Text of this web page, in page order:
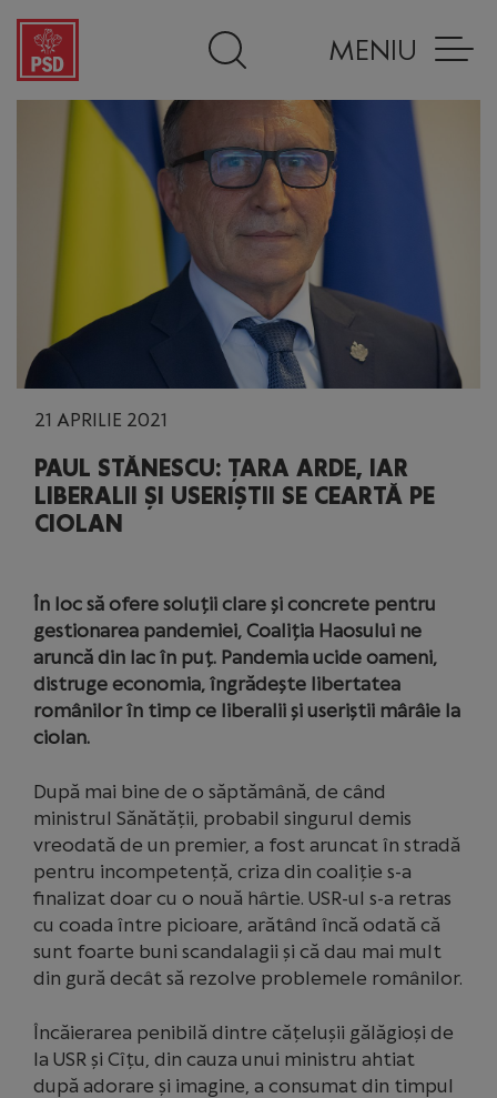
MENIU
21 APRILIE 2021
PAUL STĂNESCU: ȚARA ARDE, IAR
LIBERALII ȘI USERIȘTII SE CEARTĂ PE
CIOLAN
În loc să ofere soluții clare și concrete pentru
gestionarea pandemiei, Coaliția Haosului ne
aruncă din lac în puț. Pandemia ucide oameni,
distruge economia, îngrădește libertatea
românilor în timp ce liberalii și useriștii mârâie la
ciolan.
După mai bine de o săptămână, de când
ministrul Sănătății, probabil singurul demis
vreodată de un premier, a fost aruncat în stradă
pentru incompetență, criza din coaliție s-a
finalizat doar cu o nouă hârtie. USR-ul s-a retras
cu coada între picioare, arătând încă odată că
sunt foarte buni scandalagii și că dau mai mult
din gură decât să rezolve problemele românilor.
Încăierarea penibilă dintre cățelușii gălăgioși de
la USR și Cîțu, din cauza unui ministru ahtiat
după adorare și imagine, a consumat din timpul